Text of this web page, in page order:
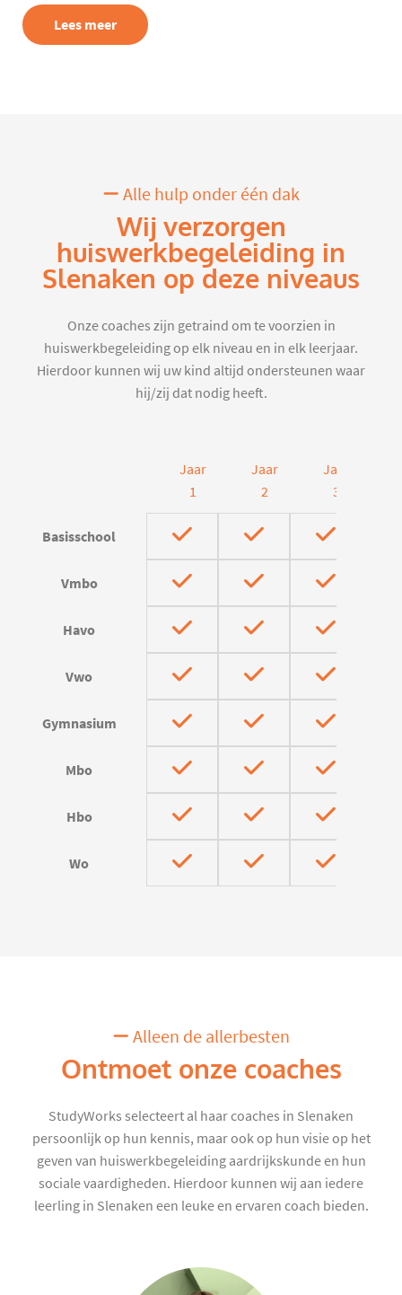
Lees meer
Alle hulp onder één dak
Wij verzorgen
huiswerkbegeleiding in
Slenaken op deze niveaus
Onze coaches zijn getraind om te voorzien in
huiswerkbegeleiding op elk niveau en in elk leerjaar.
Hierdoor kunnen wij uw kind altijd ondersteunen waar
hij/zij dat nodig heeft.
Jaar
1
Jaar
2
Jaar
3
Basisschool
Vmbo
Havo
Vwo
Gymnasium
Mbo
Hbo
Wo
Alleen de allerbesten
Ontmoet onze coaches
StudyWorks selecteert al haar coaches in Slenaken
persoonlijk op hun kennis, maar ook op hun visie op het
geven van huiswerkbegeleiding aardrijkskunde en hun
sociale vaardigheden. Hierdoor kunnen wij aan iedere
leerling in Slenaken een leuke en ervaren coach bieden.